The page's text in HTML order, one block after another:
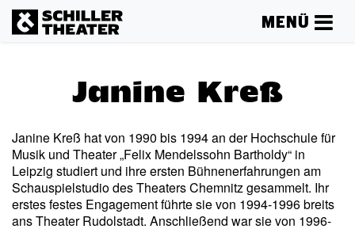
MENÜ
Janine Kreß
Janine Kreß hat von 1990 bis 1994 an der Hochschule für
Musik und Theater „Felix Mendelssohn Bartholdy“ in
Leipzig studiert und ihre ersten Bühnenerfahrungen am
Schauspielstudio des Theaters Chemnitz gesammelt. Ihr
erstes festes Engagement führte sie von 1994-1996 breits
ans Theater Rudolstadt. Anschließend war sie von 1996-